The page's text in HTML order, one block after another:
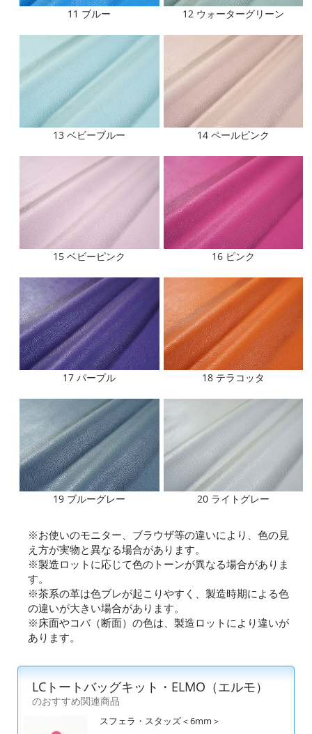
11 ブルー 12 ウォーターグリーン
13 ベビーブルー 14 ペールピンク
15 ベビーピンク 16 ピンク
17 パープル 18 テラコッタ
19 ブルーグレー 20 ライトグレー
※お使いのモニター、ブラウザ等の違いにより、色の見
え方が実物と異なる場合があります。
※製造ロットに応じて色のトーンが異なる場合がありま
す。
※茶系の革は色ブレが起こりやすく、製造時期による色
の違いが大きい場合があります。
※床面やコバ（断面）の色は、製造ロットにより違いが
あります。
LCトートバッグキット・ELMO（エルモ）
のおすすめ関連商品
スフェラ・スタッズ＜6mm＞